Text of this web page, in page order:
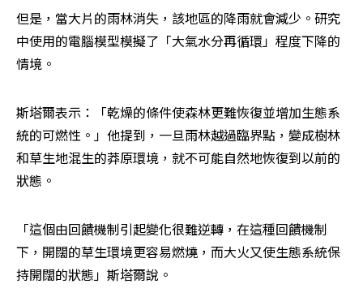
但是，當大片的雨林消失，該地區的降雨就會減少。研究
中使用的電腦模型模擬了「大氣水分再循環」程度下降的
情境。
斯塔爾表示：「乾燥的條件使森林更難恢復並增加生態系
統的可燃性。」他提到，一旦雨林越過臨界點，變成樹林
和草生地混生的莽原環境，就不可能自然地恢復到以前的
狀態。
「這個由回饋機制引起變化很難逆轉，在這種回饋機制
下，開闊的草生環境更容易燃燒，而大火又使生態系統保
持開闊的狀態」斯塔爾說。